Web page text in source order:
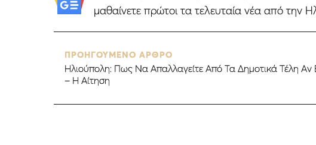
μαθαίνετε πρώτοι τα τελευταία νέα από την
ΠΡΟΗΓΟΥΜΕΝΟ ΑΡΘΡΟ
Ηλιούπολη: Πως Να Απαλλαγείτε Από Τα Δημοτικά Τέλη Αν
– Η Αίτηση